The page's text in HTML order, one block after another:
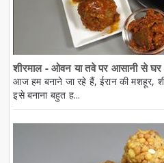
शीरमाल - ओवन या तवे पर आसानी से
आज हम बनाने जा रहे हैं, ईरान की मशहूर,
इसे बनाना बहुत ह...